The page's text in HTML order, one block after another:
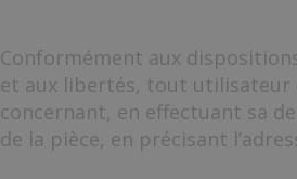
Conformément aux
et aux libertés, tout utilisateur
concernant, en effectuant sa
de la pièce, en précisant